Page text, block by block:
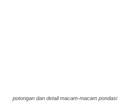
potongan dan detail macam-macam pondasi